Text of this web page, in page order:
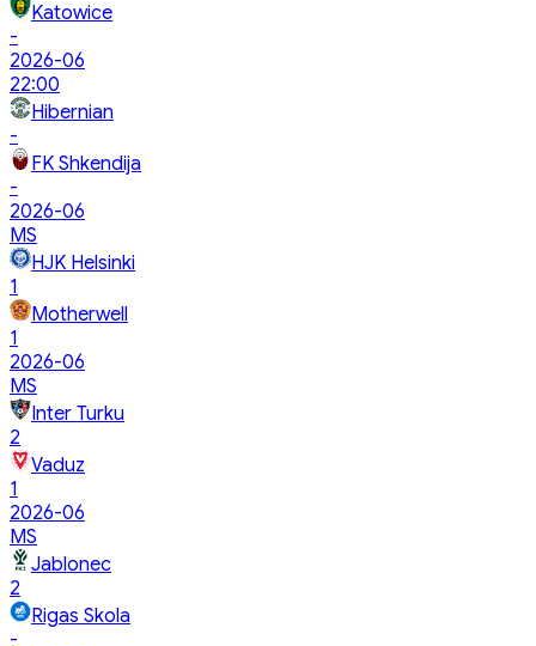
Katowice
-
2026-06
22:00
Hibernian
-
FK Shkendija
-
2026-06
MS
HJK Helsinki
1
Motherwell
1
2026-06
MS
Inter Turku
2
Vaduz
1
2026-06
MS
Jablonec
2
Rigas Skola
-